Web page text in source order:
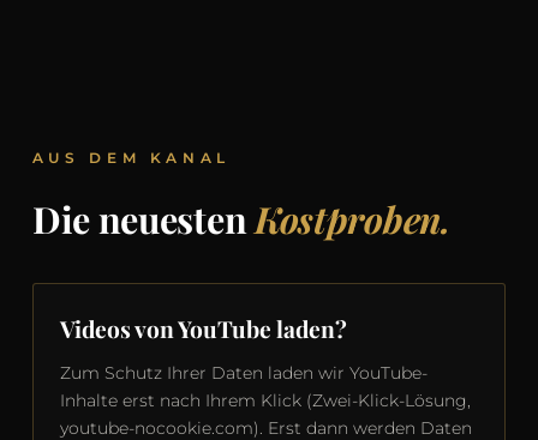
AUS DEM KANAL
Die neuesten Kostproben.
Videos von YouTube laden?
Zum Schutz Ihrer Daten laden wir YouTube-
Inhalte erst nach Ihrem Klick (Zwei-Klick-Lösung,
youtube-nocookie.com). Erst dann werden Daten